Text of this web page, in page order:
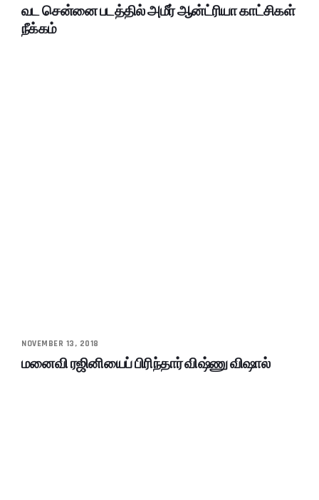
வட சென்னை படத்தில் அமீர் ஆன்ட்ரியா காட்சிகள்
நீக்கம்
NOVEMBER 13, 2018
மனைவி ரஜினியைப் பிரிந்தார் விஷ்ணு விஷால்